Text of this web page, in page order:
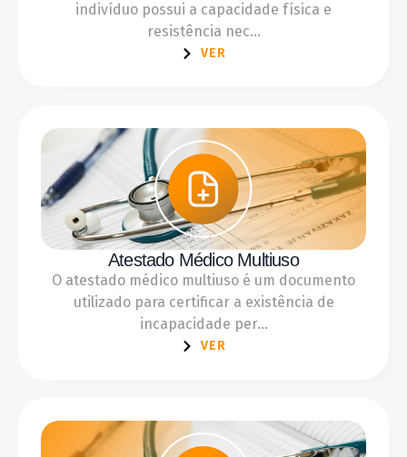
indivíduo possui a capacidade física e
resistência nec...
VER
Atestado Médico Multiuso
O atestado médico multiuso é um documento
utilizado para certificar a existência de
incapacidade per...
VER